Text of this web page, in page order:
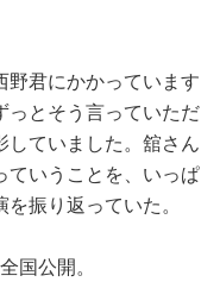
君にかかっています
っとそう言っていただ
していました。舘さん
ていうことを、いっぱ
振り返っていた。
国公開。